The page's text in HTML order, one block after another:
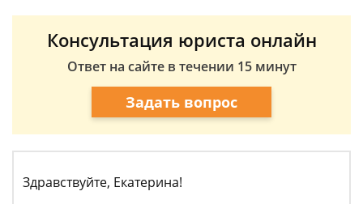
Консультация юриста онлайн
Ответ на сайте в течении 15 минут
Задать вопрос
Здравствуйте, Екатерина!